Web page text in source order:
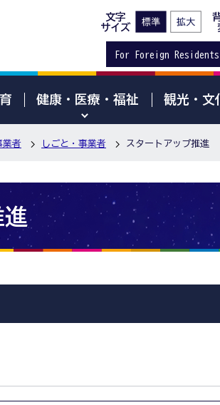
文字
サイズ
For Foreign Residents
健康・医療・福祉 観光・文
業者 しごと・事業者 スタートアップ推進
進